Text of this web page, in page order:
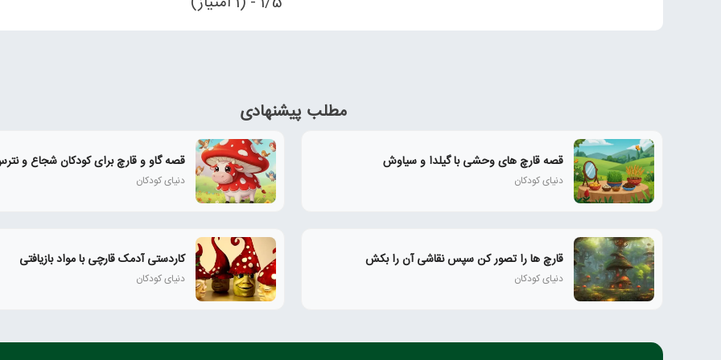
مطلب پیشنهادی
قصه قارچ های وحشی با گیلدا و سیاوش
دنیای کودکان
قصه گاو و قارچ برای کودکان شجاع و
دنیای کودکان
قارچ ها را تصور کن سپس نقاشی آن را بکش
دنیای کودکان
کاردستی آدمک قارچی با مواد بازیافتی
دنیای کودکان